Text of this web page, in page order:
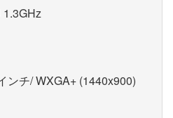
ンチ/ WXGA+ (1440x900)